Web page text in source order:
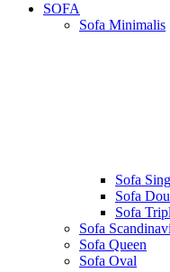
SOFA
Sofa Minimalis
Sofa
Sofa
Sofa
Sofa
Sofa Queen
Sofa Oval